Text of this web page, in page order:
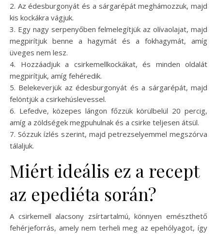
2. Az édesburgonyát és a sárgarépát meghámozzuk, majd
kis kockákra vágjuk.
3. Egy nagy serpenyőben felmelegítjük az olívaolajat, majd
megpirítjuk benne a hagymát és a fokhagymát, amíg
üveges nem lesz.
4. Hozzáadjuk a csirkemellkockákat, és minden oldalát
megpirítjuk, amíg fehéredik.
5. Belekeverjük az édesburgonyát és a sárgarépát, majd
felöntjük a csirkehúslevessel.
6. Lefedve, közepes lángon főzzük körülbelül 20 percig,
amíg a zöldségek megpuhulnak és a csirke teljesen átsül.
7. Sózzuk ízlés szerint, majd petrezselyemmel megszórva
tálaljuk.
Miért ideális ez a recept
az epediéta során?
A csirkemell alacsony zsírtartalmú, könnyen emészthető
fehérjeforrás, amely nem terheli meg az epehólyagot, így